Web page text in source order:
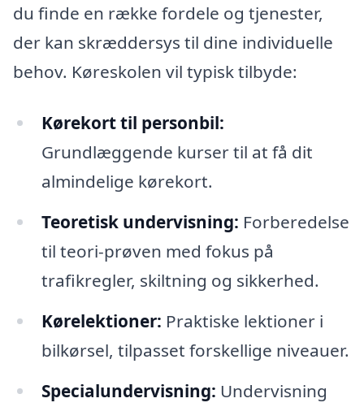
du finde en række fordele og tjenester,
der kan skræddersys til dine individuelle
behov. Køreskolen vil typisk tilbyde:
Kørekort til personbil:
Grundlæggende kurser til at få dit
almindelige kørekort.
Teoretisk undervisning: Forberedelse
til teori-prøven med fokus på
trafikregler, skiltning og sikkerhed.
Kørelektioner: Praktiske lektioner i
bilkørsel, tilpasset forskellige niveauer.
Specialundervisning: Undervisning